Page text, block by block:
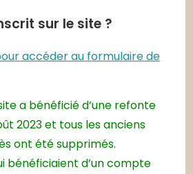
sur le site ?
accéder au formulaire de
a bénéficié d’une refonte
2023 et tous les anciens
ont été supprimés.
bénéficiaient d’un compte